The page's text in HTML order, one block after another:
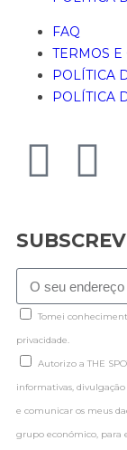
FAQ
TERMOS E
POLÍTICA
POLÍTICA
Tomei
privacidade.
Autorizo a THE
informativas, divulgação
e comunicar os meus
grupo económico, para